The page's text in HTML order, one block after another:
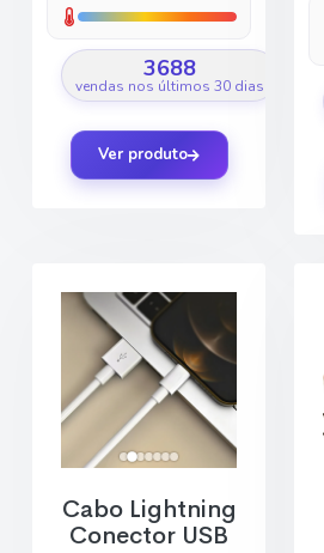
3688
vendas nos últimos 30 dias
Ver produto
Cabo Lightning
Conector USB